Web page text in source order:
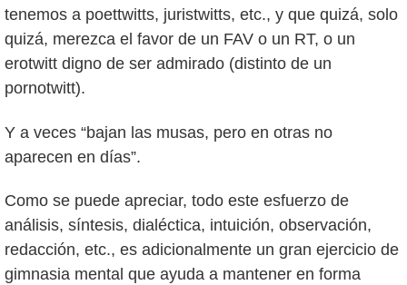
tenemos a poettwitts, juristwitts, etc., y que quizá, solo
quizá, merezca el favor de un FAV o un RT, o un
erotwitt digno de ser admirado (distinto de un
pornotwitt).
Y a veces “bajan las musas, pero en otras no
aparecen en días”.
Como se puede apreciar, todo este esfuerzo de
análisis, síntesis, dialéctica, intuición, observación,
redacción, etc., es adicionalmente un gran ejercicio de
gimnasia mental que ayuda a mantener en forma